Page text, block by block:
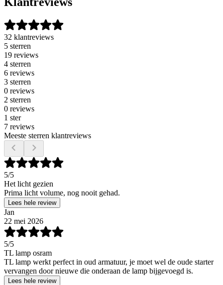
32 klantreviews
5 sterren
19 reviews
4 sterren
6 reviews
3 sterren
0 reviews
2 sterren
0 reviews
1 ster
7 reviews
Meeste sterren klantreviews
5/5
Het licht gezien
Prima licht volume, nog nooit gehad.
Lees hele review
Jan
22 mei 2026
5/5
TL lamp osram
TL lamp werkt perfect in oud armatuur, je moet wel de oude starter
vervangen door nieuwe die onderaan de lamp bijgevoegd is.
Lees hele review